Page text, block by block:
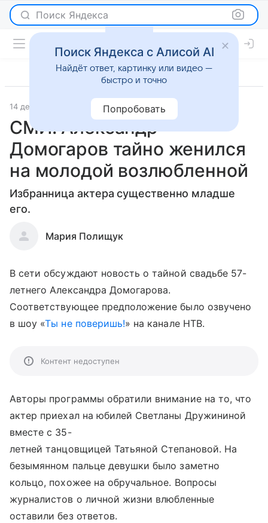
Поиск Яндекса
14 декабря 2020 Светская жизнь
СМИ: Александр
Домогаров тайно женился
на молодой возлюбленной
Избранница актера существенно младше
его.
Мария Полищук
В сети обсуждают новость о тайной свадьбе 57-
летнего Александра Домогарова.
Соответствующее предположение было озвучено
в шоу «Ты не поверишь!» на канале НТВ.
Контент недоступен
Авторы программы обратили внимание на то, что
актер приехал на юбилей Светланы Дружининой
вместе с 35-
летней танцовщицей Татьяной Степановой. На
безымянном пальце девушки было заметно
кольцо, похожее на обручальное. Вопросы
журналистов о личной жизни влюбленные
оставили без ответов.
Поиск Яндекса с Алисой AI
Найдёт ответ, картинку или видео —
быстро и точно
Попробовать